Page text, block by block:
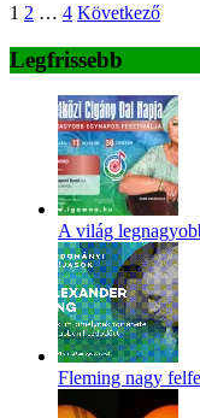
Bejegyzések
lapozása
1 2 … 4 Következő
Legfrissebb
A világ
Fleming nagy